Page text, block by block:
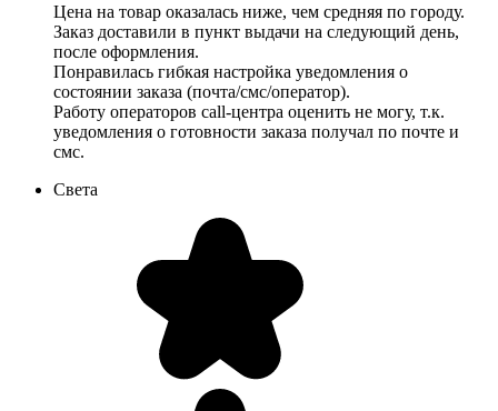
Цена на товар оказалась ниже, чем средняя по городу.
Заказ доставили в пункт выдачи на следующий день,
после оформления.
Понравилась гибкая настройка уведомления о
состоянии заказа (почта/смс/оператор).
Работу операторов call-центра оценить не могу, т.к.
уведомления о готовности заказа получал по почте и
смс.
Света